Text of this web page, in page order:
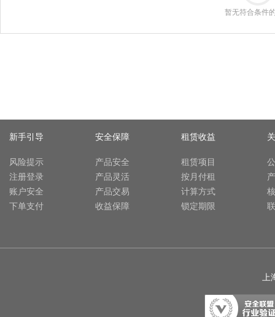
暂无符合条件
新手引导
风险提示
注册登录
账户安全
下单支付
安全保障
产品安全
产品灵活
产品交易
收益保障
租赁收益
租赁项目
按月付租
计算方式
锁定期限